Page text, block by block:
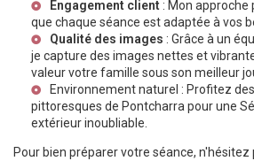
Engagement client : Mon
que chaque séance est adaptée à vos
Qualité des images : Grâce à un
je capture des images nettes et
valeur votre famille sous son meilleur
Environnement naturel : Profitez
pittoresques de Pontcharra pour une
extérieurinoubliable.
Pour bien préparer votre séance,